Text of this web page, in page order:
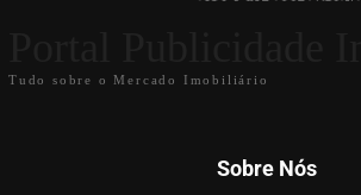
Tudo sobre o Mercado Imobiliário
Sobre Nós